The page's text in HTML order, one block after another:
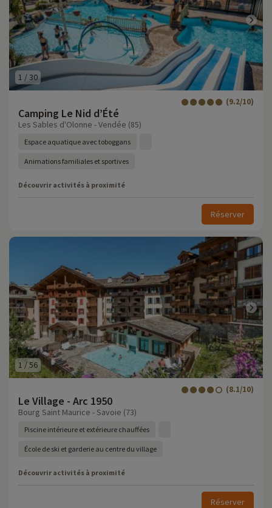
1 /30
Camping Le Nid d’Été
(9.2/10)
Les Sables d'Olonne - Vendée (85)
Espace aquatique avec toboggans
Animations familiales et sportives
Découvrir activités à proximité
Réserver
1 /56
Le Village - Arc 1950
(8.1/10)
Bourg Saint Maurice - Savoie (73)
Piscine intérieure et extérieure chauffées
École de ski et garderie au centre du village
Découvrir activités à proximité
Réserver